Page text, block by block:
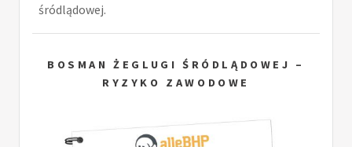
śródlądowej.
BOSMAN ŻEGLUGI ŚRÓDLĄDOWEJ –
RYZYKO ZAWODOWE